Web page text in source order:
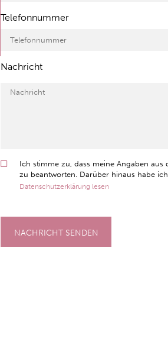
Telefonnummer
Nachricht
Ich stimme zu, dass meine Angaben
zu beantworten. Darüber hinaus habe
Datenschutzerklärung lesen
NACHRICHT SENDEN